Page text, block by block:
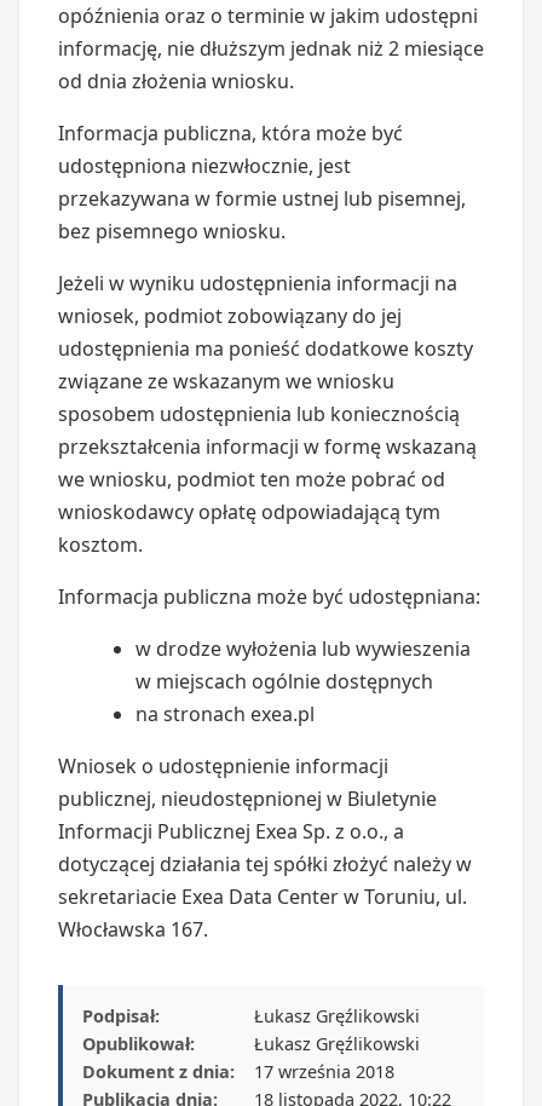
opóźnienia oraz o terminie w jakim udostępni
informację, nie dłuższym jednak niż 2 miesiące
od dnia złożenia wniosku.
Informacja publiczna, która może być
udostępniona niezwłocznie, jest
przekazywana w formie ustnej lub pisemnej,
bez pisemnego wniosku.
Jeżeli w wyniku udostępnienia informacji na
wniosek, podmiot zobowiązany do jej
udostępnienia ma ponieść dodatkowe koszty
związane ze wskazanym we wniosku
sposobem udostępnienia lub koniecznością
przekształcenia informacji w formę wskazaną
we wniosku, podmiot ten może pobrać od
wnioskodawcy opłatę odpowiadającą tym
kosztom.
Informacja publiczna może być udostępniana:
w drodze wyłożenia lub wywieszenia
w miejscach ogólnie dostępnych
na stronach exea.pl
Wniosek o udostępnienie informacji
publicznej, nieudostępnionej w Biuletynie
Informacji Publicznej Exea Sp. z o.o., a
dotyczącej działania tej spółki złożyć należy w
sekretariacie Exea Data Center w Toruniu, ul.
Włocławska 167.
Podpisał:
Łukasz Gręźlikowski
Opublikował:
Łukasz Gręźlikowski
Dokument z dnia:
17 września 2018
Publikacja dnia:
18 listopada 2022, 10:22